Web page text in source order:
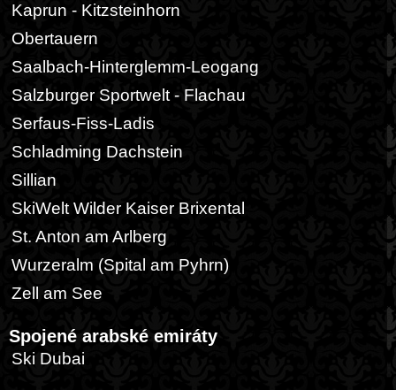
Kaprun - Kitzsteinhorn
Obertauern
Saalbach-Hinterglemm-Leogang
Salzburger Sportwelt - Flachau
Serfaus-Fiss-Ladis
Schladming Dachstein
Sillian
SkiWelt Wilder Kaiser Brixental
St. Anton am Arlberg
Wurzeralm (Spital am Pyhrn)
Zell am See
Spojené arabské emiráty
Ski Dubai